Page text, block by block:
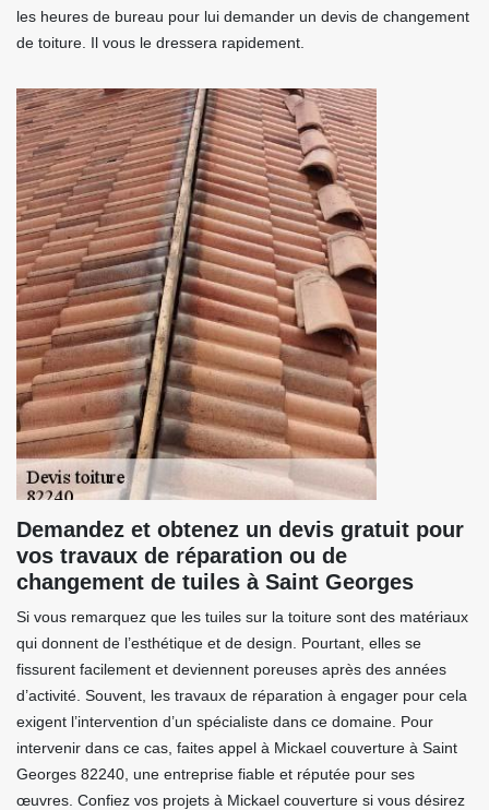
les heures de bureau pour lui demander un devis de changement
de toiture. Il vous le dressera rapidement.
Demandez et obtenez un devis gratuit pour
vos travaux de réparation ou de
changement de tuiles à Saint Georges
Si vous remarquez que les tuiles sur la toiture sont des matériaux
qui donnent de l’esthétique et de design. Pourtant, elles se
fissurent facilement et deviennent poreuses après des années
d’activité. Souvent, les travaux de réparation à engager pour cela
exigent l’intervention d’un spécialiste dans ce domaine. Pour
intervenir dans ce cas, faites appel à Mickael couverture à Saint
Georges 82240, une entreprise fiable et réputée pour ses
œuvres. Confiez vos projets à Mickael couverture si vous désirez